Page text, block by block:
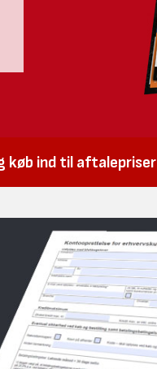
køb ind til aftalepriser